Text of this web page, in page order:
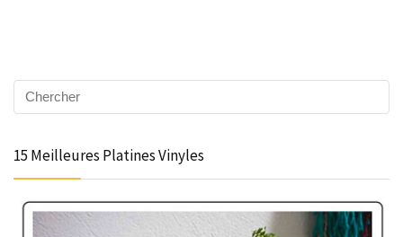
15 Meilleures Platines Vinyles